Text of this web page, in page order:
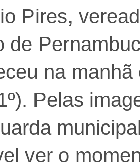
Pires,
de
na
Pelas
ver o